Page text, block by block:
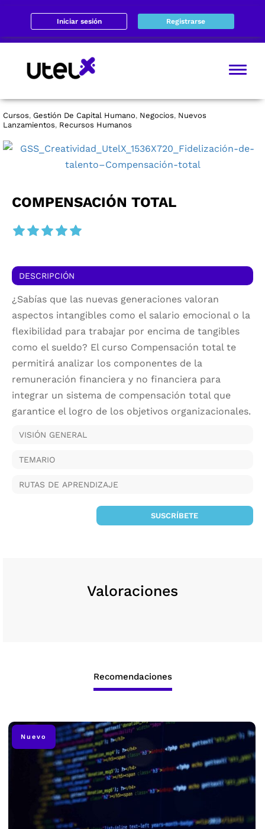
Iniciar sesión Registrarse
Cursos, Gestión De Capital Humano, Negocios, Nuevos
Lanzamientos, Recursos Humanos
COMPENSACIÓN TOTAL
DESCRIPCIÓN
¿Sabías que las nuevas generaciones valoran
aspectos intangibles como el salario emocional o la
flexibilidad para trabajar por encima de tangibles
como el sueldo? El curso Compensación total te
permitirá analizar los componentes de la
remuneración financiera y no financiera para
integrar un sistema de compensación total que
garantice el logro de los objetivos organizacionales.
VISIÓN GENERAL
TEMARIO
RUTAS DE APRENDIZAJE
SUSCRÍBETE
Valoraciones
Recomendaciones
Nuevo